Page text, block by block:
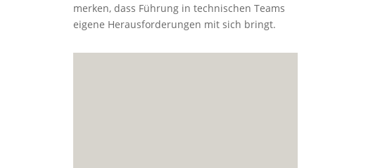
merken, dass Führung in technischen Teams
eigene Herausforderungen mit sich bringt.